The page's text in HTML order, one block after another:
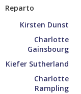
Reparto
Kirsten Dunst
Charlotte
Gainsbourg
Kiefer Sutherland
Charlotte
Rampling